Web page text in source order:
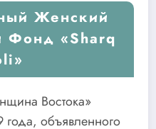
Женский
Фонд «Sharq
Востока»
объявленного